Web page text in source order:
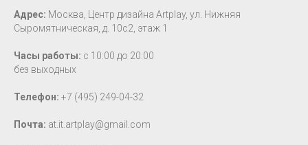
Адрес: Москва, Центр дизайна Artplay, ул. Нижняя
Сыромятническая, д. 10c2, этаж 1
Часы работы: с 10:00 до 20:00
без выходных
Телефон: +7 (495) 249-04-32
Почта: at.it.artplay@gmail.com